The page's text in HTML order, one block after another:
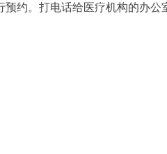
预约。打电话给医疗机构的办